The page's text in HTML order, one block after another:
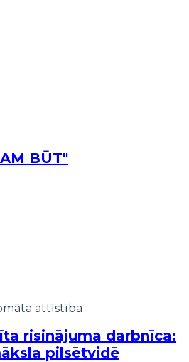
BŪT"
attīstība
risinājuma darbnīca:
pilsētvidē